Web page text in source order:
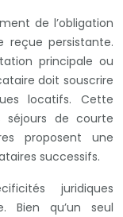
de l’obligation
reçue persistante.
principale ou
doit souscrire
locatifs. Cette
séjours de courte
proposent une
successifs.
juridiques
Bien qu’un seul